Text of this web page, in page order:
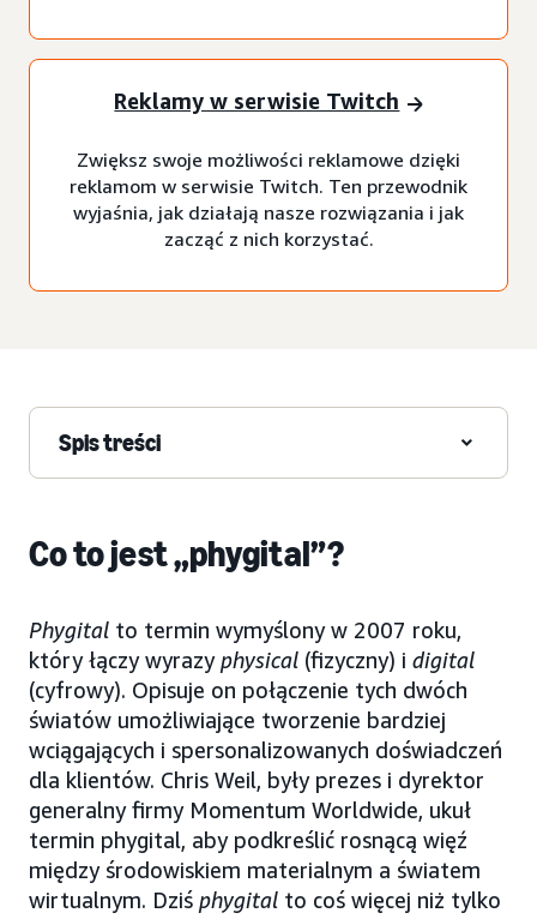
Reklamy w serwisie Twitch
Zwiększ swoje możliwości reklamowe dzięki
reklamom w serwisie Twitch. Ten przewodnik
wyjaśnia, jak działają nasze rozwiązania i jak
zacząć z nich korzystać.
Spis treści
Co to jest „phygital”?
Phygital to termin wymyślony w 2007 roku,
który łączy wyrazyphysical (fizyczny) i digital
(cyfrowy). Opisuje on połączenie tych dwóch
światów umożliwiające tworzenie bardziej
wciągających i spersonalizowanych doświadczeń
dla klientów. Chris Weil, były prezes i dyrektor
generalny firmy Momentum Worldwide, ukuł
termin phygital, aby podkreślić rosnącą więź
między środowiskiem materialnym a światem
wirtualnym. Dziś phygital to coś więcej niż tylko